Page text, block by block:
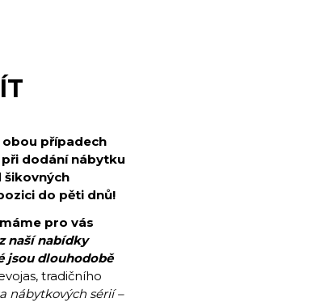
případech
dodání nábytku
šikovných
do pěti dnů!
pro vás
naší nabídky
jsou dlouhodobě
tradičního
nábytkových sérií –